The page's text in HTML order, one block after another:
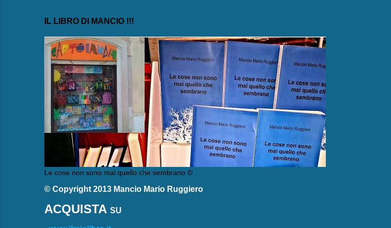
IL LIBRO DI MANCIO !!!
Le cose non sono mai quello che sembrano ©
© Copyright 2013 Mancio Mario Ruggiero
ACQUISTA SU